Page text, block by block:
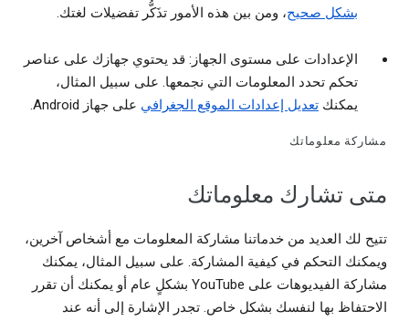
بشكل صحيح، ومن بين هذه الأمور تذَكُّر تفضيلات لغتك.
الإعدادات على مستوى الجهاز: قد يحتوي جهازك على عناصر
تحكم تحدد المعلومات التي نجمعها. على سبيل المثال،
يمكنك تعديل إعدادات الموقع الجغرافي على جهاز Android.
مشاركة معلوماتك
متى تشارك معلوماتك
تتيح لك العديد من خدماتنا مشاركة المعلومات مع أشخاص آخرين،
ويمكنك التحكم في كيفية المشاركة. على سبيل المثال، يمكنك
مشاركة الفيديوهات على YouTube بشكلٍ عام أو يمكنك أن تقرر
الاحتفاظ بها لنفسك بشكل خاص. تجدر الإشارة إلى أنه عند